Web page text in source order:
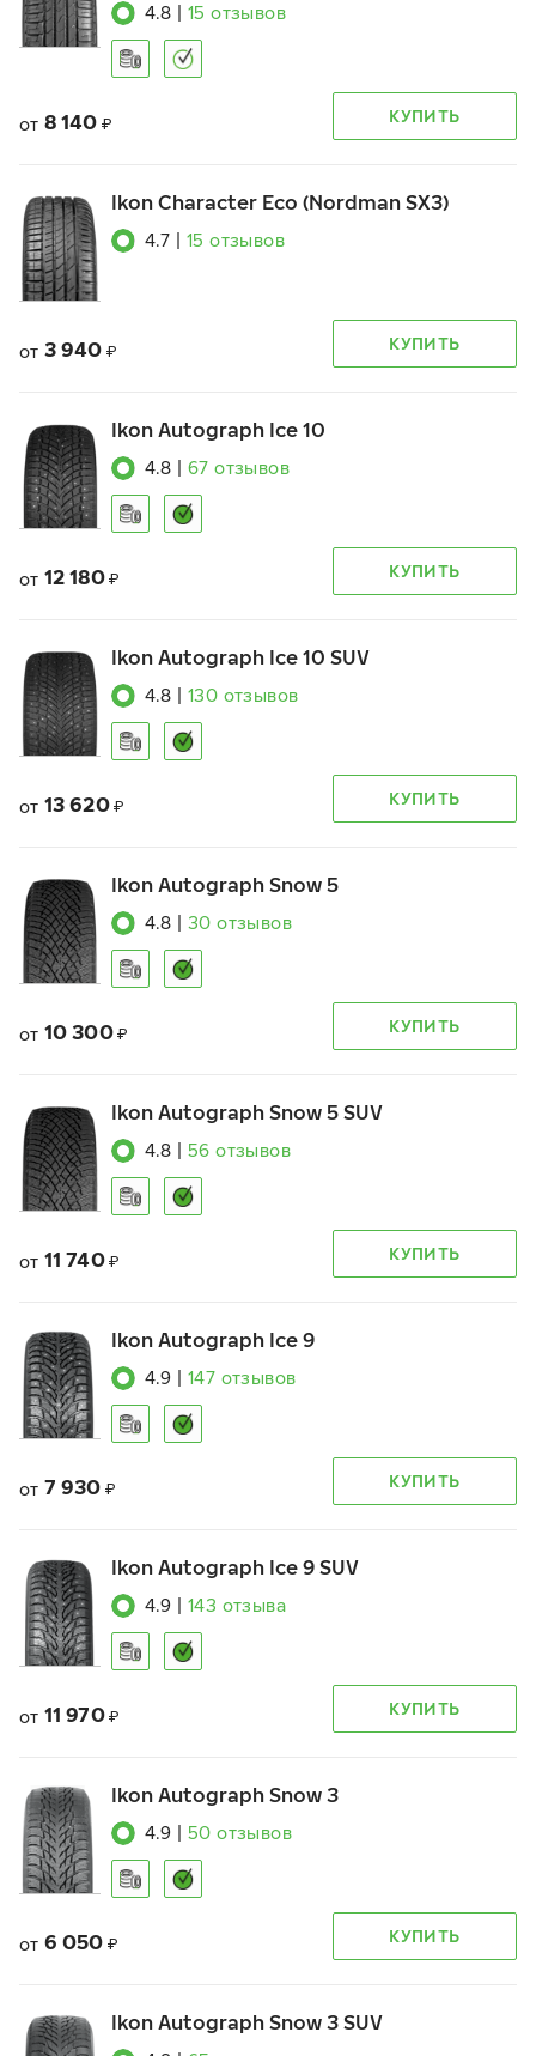
4.8 15 отзывов
от 8 140 ₽ КУПИТЬ
Ikon Character Eco (Nordman SX3)
4.7 15 отзывов
от 3 940 ₽ КУПИТЬ
Ikon Autograph Ice 10
4.8 67 отзывов
от 12 180 ₽ КУПИТЬ
Ikon Autograph Ice 10 SUV
4.8 130 отзывов
от 13 620 ₽ КУПИТЬ
Ikon Autograph Snow 5
4.8 30 отзывов
от 10 300 ₽ КУПИТЬ
Ikon Autograph Snow 5 SUV
4.8 56 отзывов
от 11 740 ₽ КУПИТЬ
Ikon Autograph Ice 9
4.9 147 отзывов
от 7 930 ₽ КУПИТЬ
Ikon Autograph Ice 9 SUV
4.9 143 отзыва
от 11 970 ₽ КУПИТЬ
Ikon Autograph Snow 3
4.9 50 отзывов
от 6 050 ₽ КУПИТЬ
Ikon Autograph Snow 3 SUV